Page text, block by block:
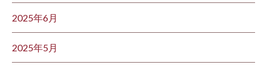
2025年6月
2025年5月